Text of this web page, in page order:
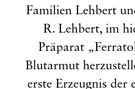
Familien Lehbert
R. Lehbert, im
Präparat
Blutarmut
erste Erzeugnis der